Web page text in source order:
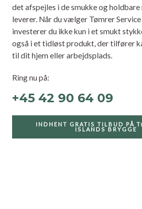
det afspejles i de smukke og
leverer. Når du vælger Tømrer Service
investerer du ikke kun i et smukt
også i et tidløst produkt, der tilfører
til dit hjem eller arbejdsplads.
Ring nu på:
+45 42 90 64 09
INDHENT GRATIS TILBUD PÅ
ISLANDS BRYGGE